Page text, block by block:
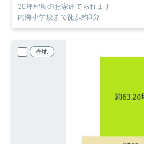
30坪程度のお家建てられます
内海小学校まで徒歩約3分
売地